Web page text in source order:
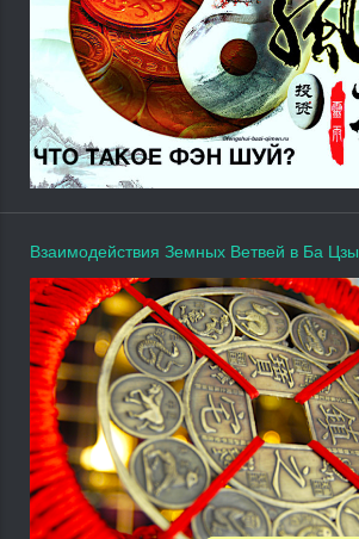
Взаимодействия Земных Ветвей в Ба Цзы